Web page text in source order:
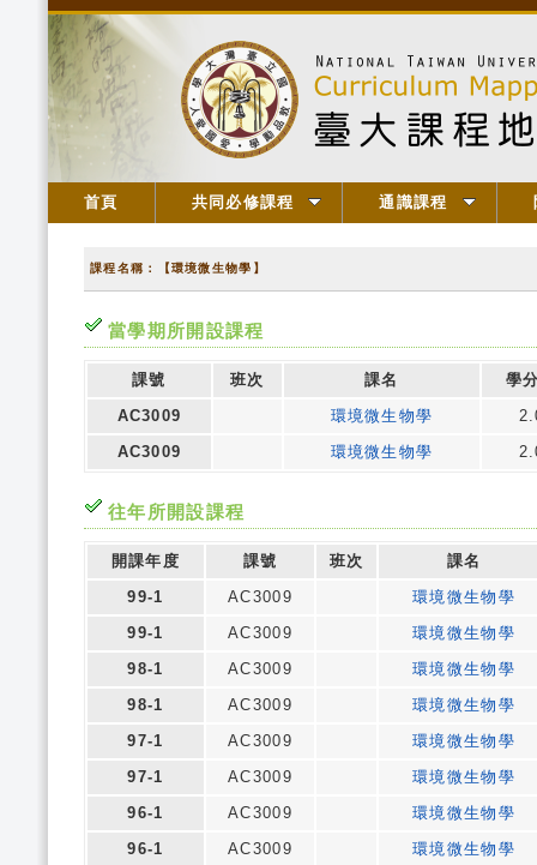
首頁 共同必修課程 通識課程
課程名稱：【環境微生物學】
當學期所開設課程
課號 班次 課名
學
AC3009
環境微生物學
AC3009
環境微生物學
往年所開設課程
開課年度 課號 班次
課名
99-1
AC3009
環境微生物學
99-1
AC3009
環境微生物學
98-1
AC3009
環境微生物學
98-1
AC3009
環境微生物學
97-1
AC3009
環境微生物學
97-1
AC3009
環境微生物學
96-1
AC3009
環境微生物學
96-1
AC3009
環境微生物學